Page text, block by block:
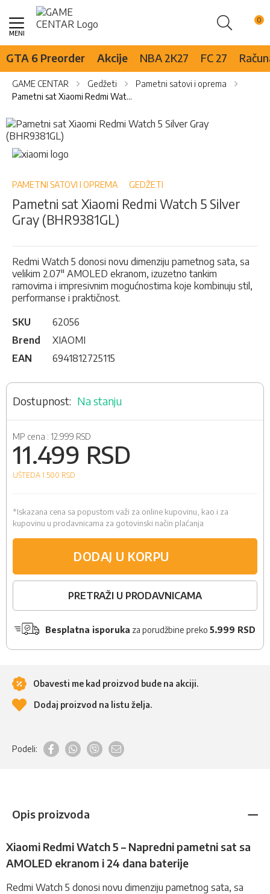
Pretraži
Skip
Content
GTA 6 Preorder Akcije NBA 2K27 FC 27
GAME CENTAR Gedžeti
Pametni satovi i oprema
Pametni sat Xiaomi Redmi Watch 5 Silver Gray (BHR9381GL)
Skip
to
the
end
the
gallery
Skip
to
beginning
the
images
PAMETNI SATOVI I OPREMA GEDŽETI
Pametni sat Xiaomi Redmi Watch 5 Silver
Gray (BHR9381GL)
Redmi Watch 5 donosi novu dimenziju pametnog sata, sa
velikim 2.07" AMOLED ekranom, izuzetno tankim
ramovima i impresivnim mogućnostima koje kombinuju stil,
performanse i praktičnost.
SKU
62056
Brend
XIAOMI
EAN
6941812725115
Na stanju
MP cena : 12.999 RSD
11.499 RSD
UŠTEDA 1.500 RSD
*Iskazana cena sa popustom važi za online kupovinu, kao i za
kupovinu u prodavnicama za gotovinski način plaćanja
DODAJ U KORPU
PRETRAŽI U PRODAVNICAMA
Besplatna isporuka za porudžbine preko 5.999 RSD
Obavesti me kad proizvod bude na akciji.
Dodaj proizvod na listu želja.
Podeli:
Opis proizvoda
Xiaomi Redmi Watch 5 – Napredni pametni sat sa
AMOLED ekranom i 24 dana baterije
Redmi Watch 5 donosi novu dimenziju pametnog sata, sa